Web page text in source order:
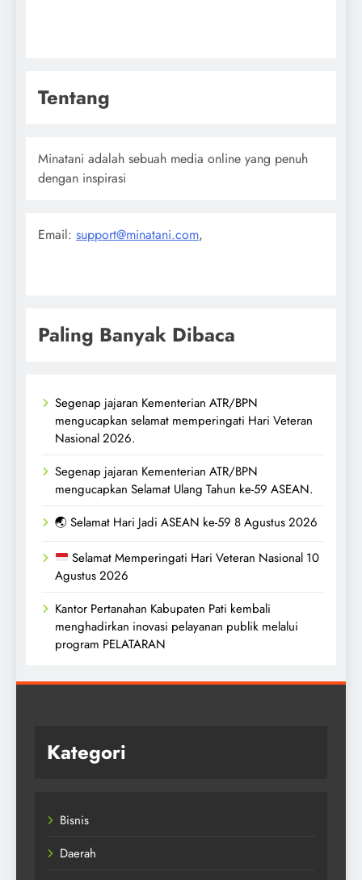
Tentang
Minatani adalah sebuah media online yang penuh
dengan inspirasi
Email: support@minatani.com,
Paling Banyak Dibaca
Segenap jajaran Kementerian ATR/BPN
mengucapkan selamat memperingati Hari Veteran
Nasional 2026.
Segenap jajaran Kementerian ATR/BPN
mengucapkan Selamat Ulang Tahun ke-59 ASEAN.
🌏 Selamat Hari Jadi ASEAN ke-59 8 Agustus 2026
Selamat Memperingati Hari Veteran Nasional 10
Agustus 2026
Kantor Pertanahan Kabupaten Pati kembali
menghadirkan inovasi pelayanan publik melalui
program PELATARAN
Kategori
Bisnis
Daerah